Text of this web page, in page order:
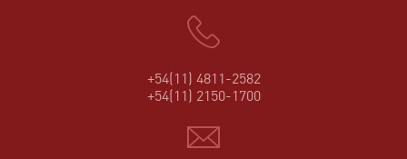
+54(11) 4811-2582
+54(11) 2150-1700